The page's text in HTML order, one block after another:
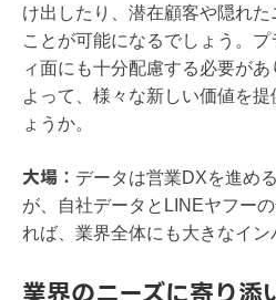
け出したり、潜在顧客や隠れ
ことが可能になるでしょう。
ィ面にも十分配慮する必要が
よって、様々な新しい価値を
ょうか。
大場： データは営業DXを進め
が、自社データとLINEヤフー
れば、業界全体にも大きなイン